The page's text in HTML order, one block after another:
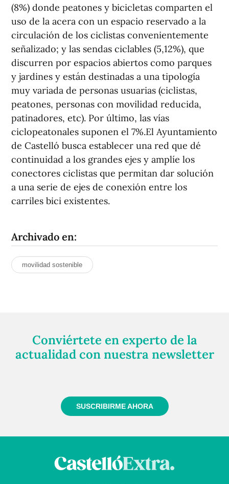
(8%) donde peatones y bicicletas comparten el
uso de la acera con un espacio reservado a la
circulación de los ciclistas convenientemente
señalizado; y las sendas ciclables (5,12%), que
discurren por espacios abiertos como parques
y jardines y están destinadas a una tipología
muy variada de personas usuarias (ciclistas,
peatones, personas con movilidad reducida,
patinadores, etc). Por último, las vías
ciclopeatonales suponen el 7%.El Ayuntamiento
de Castelló busca establecer una red que dé
continuidad a los grandes ejes y amplíe los
conectores ciclistas que permitan dar solución
a una serie de ejes de conexión entre los
carriles bici existentes.
Archivado en:
movilidad sostenible
Conviértete en experto de la
actualidad con nuestra newsletter
SUSCRIBIRME AHORA